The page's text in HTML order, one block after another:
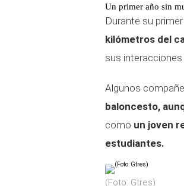
Un primer año sin
Durante su
kilómetros del
sus
Algunos
baloncesto,
como un joven
estudiantes.
(Foto: Gtres)